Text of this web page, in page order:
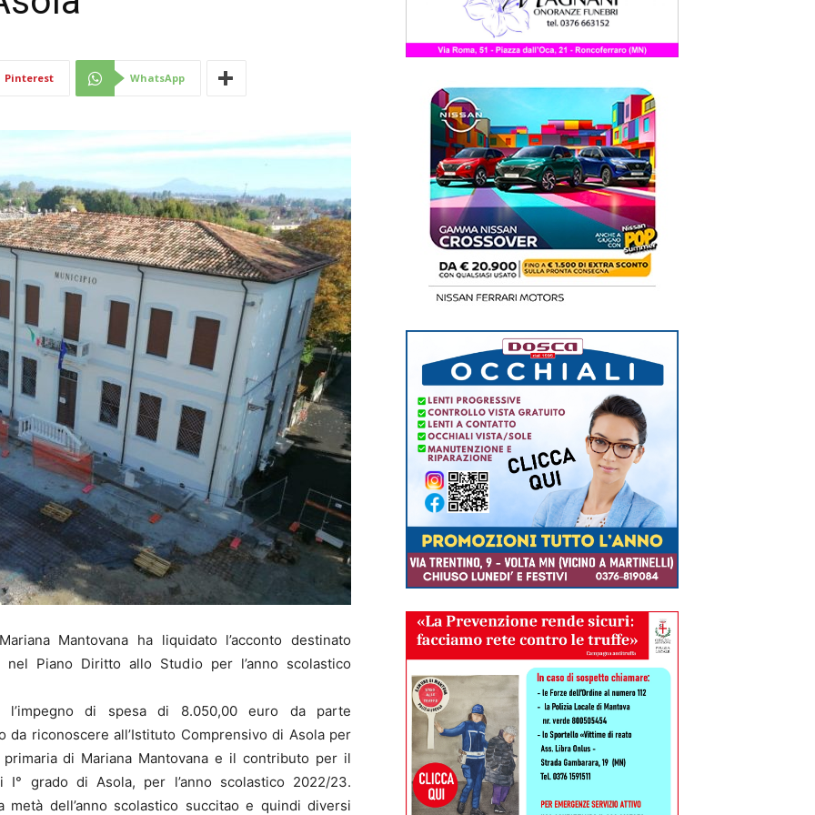
Mantova
Pinterest WhatsApp
Mantovana ha liquidato l’acconto destinato
Piano Diritto allo Studio per l’anno scolastico
di spesa di 8.050,00 euro da parte
da riconoscere all’Istituto Comprensivo di Asola per
di Mariana Mantovana e il contributo per il
I° grado di Asola, per l’anno scolastico 2022/23.
dell’anno scolastico succitao e quindi diversi